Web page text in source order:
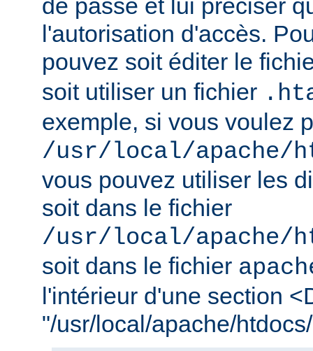
de passe et lui préciser
l'autorisation d'accès.
pouvez soit éditer le
soit utiliser un fichier
exemple, si vous voulez
/usr/local/apache/
vous pouvez utiliser les
soit dans le fichier
/usr/local/apache/
soit dans le fichier
l'intérieur d'une section
"/usr/local/apache/